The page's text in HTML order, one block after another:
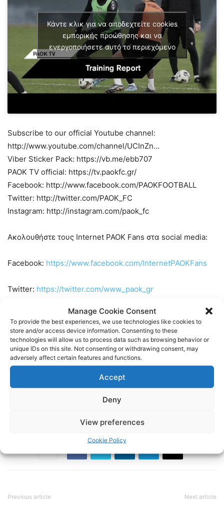
Manage Cookie Consent
To provide the best experiences, we use technologies like cookies to
store and/or access device information. Consenting to these
technologies will allow us to process data such as browsing behavior or
unique IDs on this site. Not consenting or withdrawing consent, may
adversely affect certain features and functions.
Accept
Deny
View preferences
Cookie Policy
Κάντε κλικ για να αποδεχτείτε cookies
εμπορικής προώθησης και να
ενεργοποιήσετε αυτό το περιεχόμενο
Subscribe to our official Youtube channel:
http://www.youtube.com/channel/UCInZn…
Viber Sticker Pack: https://vb.me/ebb707
PAOK TV official: https://tv.paokfc.gr/
Facebook: http://www.facebook.com/PAOKFOOTBALL
Twitter: http://twitter.com/PAOK_FC
Instagram: http://instagram.com/paok_fc
Ακολουθήστε τους Internet PAOK Fans στα social media:
Facebook: https://www.facebook.com/InternetPAOKFans
Twitter: https://twitter.com/www_paok_gr
https://www.linkedin.com/in/internet-paok-fans-
601b24248
Instagram:https://www.instagram.com/internetpaokfans
#paok #paokfans #παοκ #thessaloniki
ΠΟΔΟΣΦΑΙΡΟ
Previous article Next article